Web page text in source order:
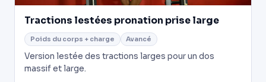
Tractions lestées pronation prise large
Poids du corps + charge Avancé
Version lestée des tractions larges pour un dos
massif et large.